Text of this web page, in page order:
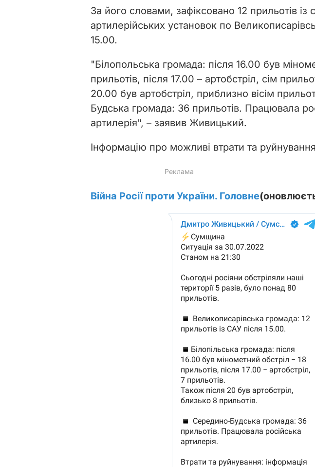
i
e
o
За його словами, зафіксовано 12 прильотів із
артилерійських установок по
15.00.
"Білопольська громада: після 16.00 був
прильотів, після 17.00 – артобстріл, сім
20.00 був артобстріл, приблизно вісім
Будська громада: 36 прильотів. Працювала
артилерія", – заявив Живицький.
Інформацію про можливі втрати та
Війна Росії проти України. Головне